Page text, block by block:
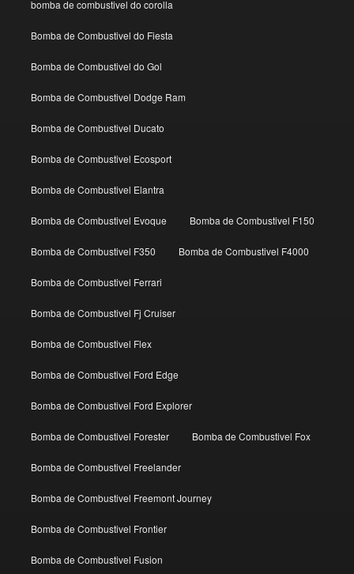
bomba de combustivel do corolla
Bomba de Combustivel do Fiesta
Bomba de Combustivel do Gol
Bomba de Combustivel Dodge Ram
Bomba de Combustivel Ducato
Bomba de Combustivel Ecosport
Bomba de Combustivel Elantra
Bomba de Combustivel Evoque Bomba de Combustivel F150
Bomba de Combustivel F350 Bomba de Combustivel F4000
Bomba de Combustivel Ferrari
Bomba de Combustivel Fj Cruiser
Bomba de Combustivel Flex
Bomba de Combustivel Ford Edge
Bomba de Combustivel Ford Explorer
Bomba de Combustivel Forester Bomba de Combustivel Fox
Bomba de Combustivel Freelander
Bomba de Combustivel Freemont Journey
Bomba de Combustivel Frontier
Bomba de Combustivel Fusion